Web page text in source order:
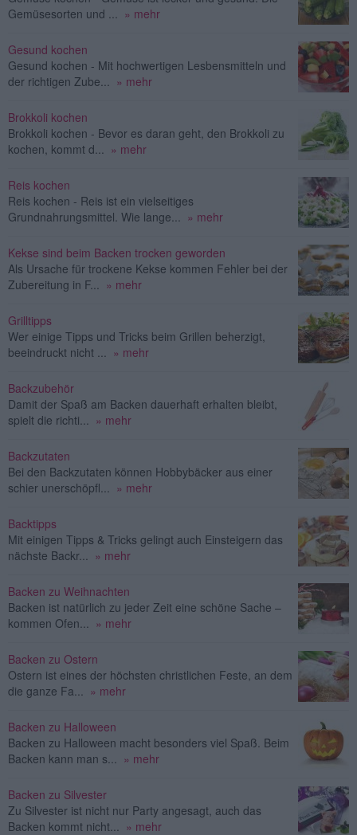
Gemüsesorten und ...
» mehr
Gesund kochen
Gesund kochen - Mit hochwertigen Lesbensmitteln und
der richtigen Zube...
» mehr
Brokkoli kochen
Brokkoli kochen - Bevor es daran geht, den Brokkoli zu
kochen, kommt d...
» mehr
Reis kochen
Reis kochen - Reis ist ein vielseitiges
Grundnahrungsmittel. Wie lange...
» mehr
Kekse sind beim Backen trocken geworden
Als Ursache für trockene Kekse kommen Fehler bei der
Zubereitung in F...
» mehr
Grilltipps
Wer einige Tipps und Tricks beim Grillen beherzigt,
beeindruckt nicht ...
» mehr
Backzubehör
Damit der Spaß am Backen dauerhaft erhalten bleibt,
spielt die richti...
» mehr
Backzutaten
Bei den Backzutaten können Hobbybäcker aus einer
schier unerschöpfl...
» mehr
Backtipps
Mit einigen Tipps & Tricks gelingt auch Einsteigern das
nächste Backr...
» mehr
Backen zu Weihnachten
Backen ist natürlich zu jeder Zeit eine schöne Sache –
kommen Ofen...
» mehr
Backen zu Ostern
Ostern ist eines der höchsten christlichen Feste, an dem
die ganze Fa...
» mehr
Backen zu Halloween
Backen zu Halloween macht besonders viel Spaß. Beim
Backen kann man s...
» mehr
Backen zu Silvester
Zu Silvester ist nicht nur Party angesagt, auch das
Backen kommt nicht...
» mehr